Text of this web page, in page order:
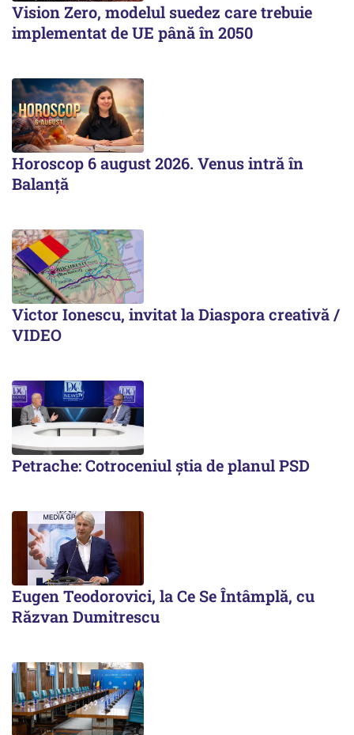
Vision Zero, modelul suedez care trebuie
implementat de UE până în 2050
Horoscop 6 august 2026. Venus intră în
Balanță
Victor Ionescu, invitat la Diaspora creativă /
VIDEO
Petrache: Cotroceniul știa de planul PSD
Eugen Teodorovici, la Ce Se Întâmplă, cu
Răzvan Dumitrescu